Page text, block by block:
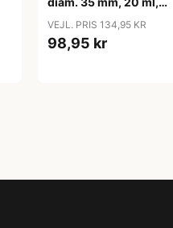
VEJL. PRIS 134,95 KR
98,95 kr